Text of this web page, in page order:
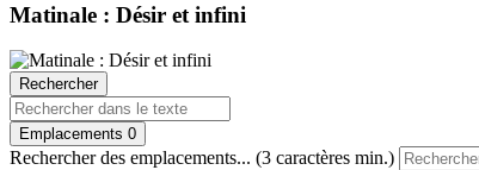
Matinale : Désir et infini
Rechercher
Emplacements 0
Rechercher des emplacements... (3 caractères min.)